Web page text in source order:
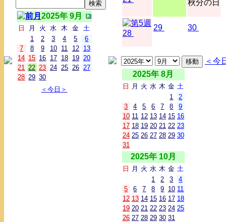
2025年 9月
日 月 火 水 木 金
土
1
2 3 4 5
6
7
8 9 10 11 12 13
14 15 16 17 18 19 20
21 22 23 24 25 26 27
28 29 30
＜今日＞
秋分の日
28
29 30
＜今
2025年 8月
日 月 火 水 木 金 土
1
2
3
4 5 6 7 8
9
10 11 12 13 14 15 16
17 18 19 20 21 22 23
24 25 26 27 28 29 30
31
2025年 10月
日 月 火 水 木 金 土
1
2 3
4
5
6 7 8 9 10 11
12 13 14 15 16 17 18
19 20 21 22 23 24 25
26 27 28 29 30 31